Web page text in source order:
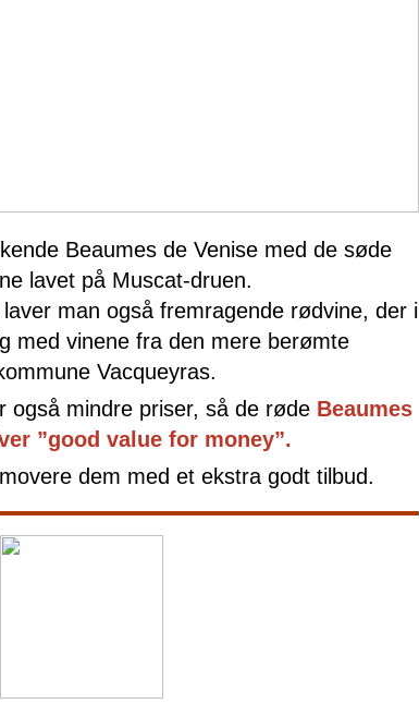
Beaumes de Venise med de søde
lavet på Muscat-druen.
man også fremragende rødvine, der i
med vinene fra den mere berømte
Vacqueyras.
også mindre priser, så de røde Beaumes
”good value for money”.
dem med et ekstra godt tilbud.